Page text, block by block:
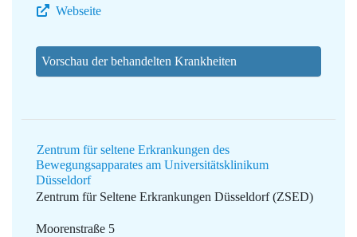
Webseite
Vorschau der behandelten Krankheiten
Zentrum für seltene Erkrankungen des
Bewegungsapparates am Universitätsklinikum
Düsseldorf
Zentrum für Seltene Erkrankungen Düsseldorf (ZSED)
Moorenstraße 5